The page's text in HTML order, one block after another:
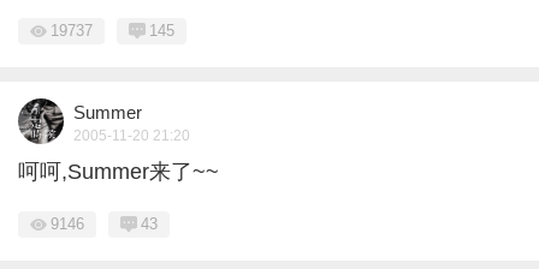
19737 145
Summer
2005-11-20 21:20
呵呵,Summer来了~~
9146 43